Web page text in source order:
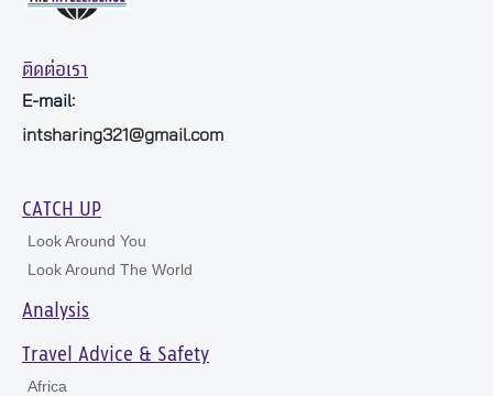
ติดต่อเรา
E-mail:
intsharing321@gmail.com
CATCH UP
Look Around You
Look Around The World
Analysis
Travel Advice & Safety
Africa